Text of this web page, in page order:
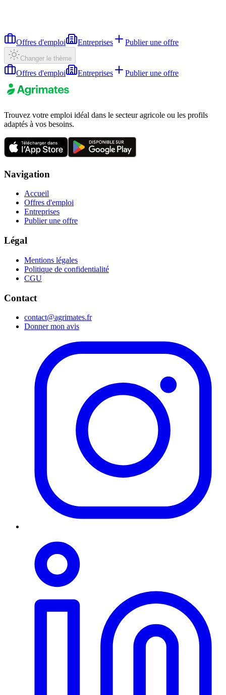
Offres d'emploi Entreprises Publier une offre
Changer le thème
Offres d'emploi Entreprises Publier une offre
Trouvez votre emploi idéal dans le secteur agricole ou les profils
adaptés à vos besoins.
Navigation
Accueil
Offres d'emploi
Entreprises
Publier une offre
Légal
Mentions légales
Politique de confidentialité
CGU
Contact
contact@agrimates.fr
Donner mon avis